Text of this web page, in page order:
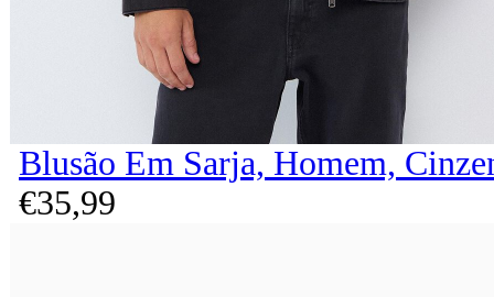
Blusão Em Sarja, Homem,
€35,99